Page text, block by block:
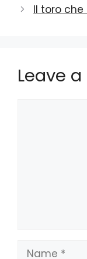
Il toro
Leave
Name